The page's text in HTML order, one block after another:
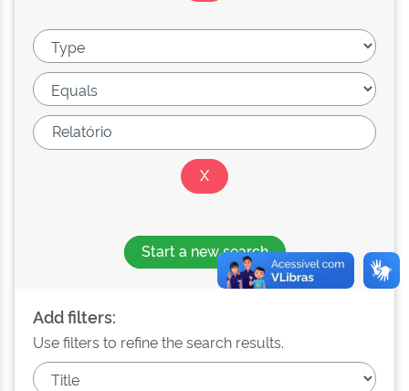
Start a new search
Add filters:
Use filters to refine the search results.